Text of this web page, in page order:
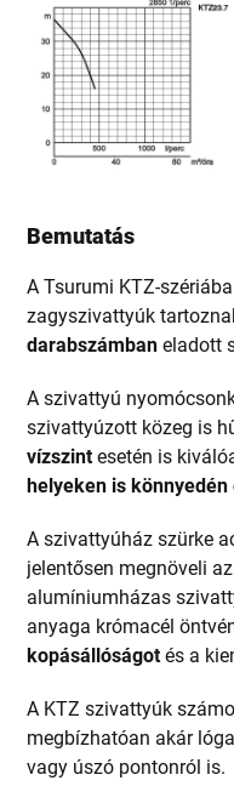
Bemutatás
A Tsurumi KTZ-
zagyszivattyúk
darabszámban eladott
A szivattyú
szivattyúzott közeg is
vízszint esetén is
helyeken is
A szivattyúház szürke
jelentősen megnöveli
alumíniumházas
anyaga krómacél
kopásállóságot és a
A KTZ szivattyúk
megbízhatóan akár
vagy úszó pontonról is.